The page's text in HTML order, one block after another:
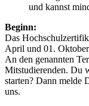
und kannst
Beginn:
Das
April und 01. Oktober
An den genannten
Mitstudierenden. Du
starten? Dann melde
uns.